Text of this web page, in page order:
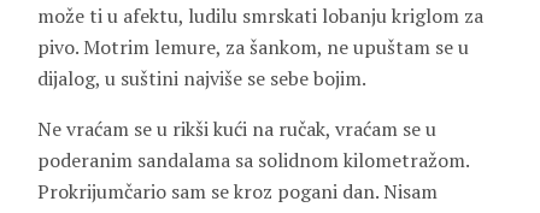
može ti u afektu, ludilu smrskati lobanju kriglom za
pivo. Motrim lemure, za šankom, ne upuštam se u
dijalog, u suštini najviše se sebe bojim.
Ne vraćam se u rikši kući na ručak, vraćam se u
poderanim sandalama sa solidnom kilometražom.
Prokrijumčario sam se kroz pogani dan. Nisam